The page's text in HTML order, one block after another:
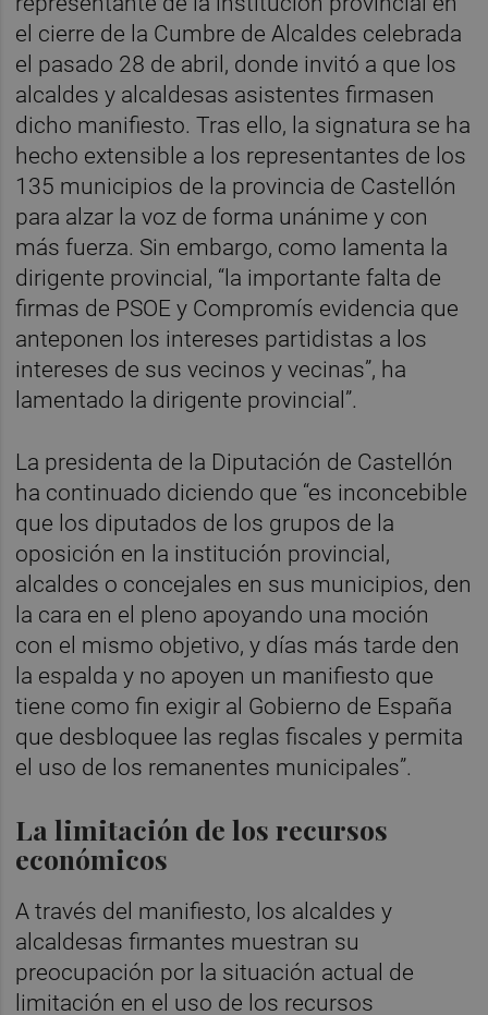
el cierre de la Cumbre de Alcaldes celebrada
el pasado 28 de abril, donde invitó a que los
alcaldes y alcaldesas asistentes firmasen
dicho manifiesto. Tras ello, la signatura se ha
hecho extensible a los representantes de los
135 municipios de la provincia de Castellón
para alzar la voz de forma unánime y con
más fuerza. Sin embargo, como lamenta la
dirigente provincial, “la importante falta de
firmas de PSOE y Compromís evidencia que
anteponen los intereses partidistas a los
intereses de sus vecinos y vecinas”, ha
lamentado la dirigente provincial”.
La presidenta de la Diputación de Castellón
ha continuado diciendo que “es inconcebible
que los diputados de los grupos de la
oposición en la institución provincial,
alcaldes o concejales en sus municipios, den
la cara en el pleno apoyando una moción
con el mismo objetivo, y días más tarde den
la espalda y no apoyen un manifiesto que
tiene como fin exigir al Gobierno de España
que desbloquee las reglas fiscales y permita
el uso de los remanentes municipales”.
La limitación de los recursos
económicos
A través del manifiesto, los alcaldes y
alcaldesas firmantes muestran su
preocupación por la situación actual de
limitación en el uso de los recursos